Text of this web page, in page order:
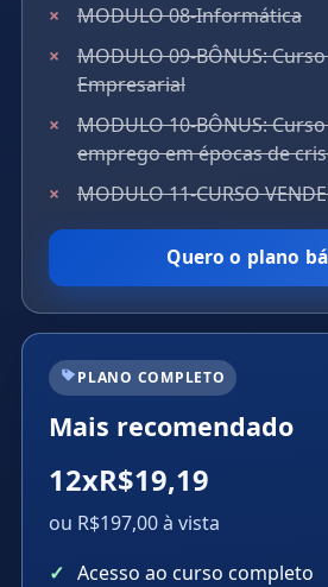
MODULO 08-Informática
MODULO 09-BÔNUS:
Empresarial
MODULO 10-BÔNUS:
emprego em épocas de
MODULO 11-CURSO
Quero o plano
PLANO COMPLETO
Mais recomendado
12xR$19,19
ou R$197,00 à vista
Acesso ao curso completo